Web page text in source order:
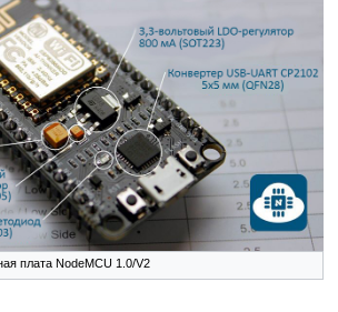
плата NodeMCU 1.0/V2